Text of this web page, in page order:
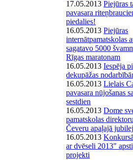
17.05.2013Piejūras
pavasara
piedalies!
16.05.2013Piejūras
internātpamatskolas
sagatavo 5000
Rīgas maratonam
16.05.2013Iespēja
dekupāžas
16.05.2013Lielais
pavasara nūjošanas
sestdien
16.05.2013Dome
pamatskolas
Čeveru apaļajā
16.05.2013
ar dvēseli 2013"
projekti